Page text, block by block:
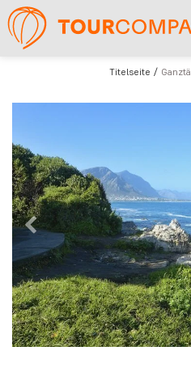
Titelseite